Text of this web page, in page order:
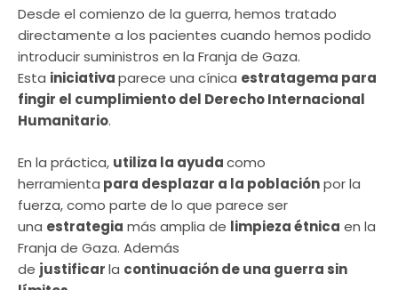
Desde el comienzo de la guerra, hemos tratado
directamente a los pacientes cuando hemos podido
introducir suministros en la Franja de Gaza.
Esta iniciativaparece una cínica estratagema para
fingir el cumplimiento del Derecho Internacional
Humanitario.
En la práctica, utiliza la ayudacomo
herramienta para desplazar a la poblaciónpor la
fuerza, como parte de lo que parece ser
una estrategia más amplia de limpieza étnica en la
Franja de Gaza. Además
de justificarla continuación de una guerra sin